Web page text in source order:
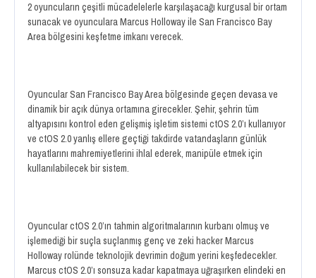
2 oyuncuların çeşitli mücadelelerle karşılaşacağı kurgusal bir ortam
sunacak ve oyunculara Marcus Holloway ile San Francisco Bay
Area bölgesini keşfetme imkanı verecek.
Oyuncular San Francisco Bay Area bölgesinde geçen devasa ve
dinamik bir açık dünya ortamına girecekler. Şehir, şehrin tüm
altyapısını kontrol eden gelişmiş işletim sistemi ctOS 2.0’ı kullanıyor
ve ctOS 2.0 yanlış ellere geçtiği takdirde vatandaşların günlük
hayatlarını mahremiyetlerini ihlal ederek, manipüle etmek için
kullanılabilecek bir sistem.
Oyuncular ctOS 2.0’ın tahmin algoritmalarının kurbanı olmuş ve
işlemediği bir suçla suçlanmış genç ve zeki hacker Marcus
Holloway rolünde teknolojik devrimin doğum yerini keşfedecekler.
Marcus ctOS 2.0’ı sonsuza kadar kapatmaya uğraşırken elindeki en